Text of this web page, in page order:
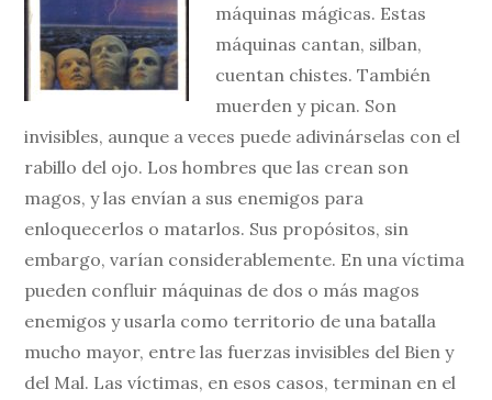
máquinas mágicas. Estas
máquinas cantan, silban,
cuentan chistes. También
muerden y pican. Son
invisibles, aunque a veces puede adivinárselas con el
rabillo del ojo. Los hombres que las crean son
magos, y las envían a sus enemigos para
enloquecerlos o matarlos. Sus propósitos, sin
embargo, varían considerablemente. En una víctima
pueden confluir máquinas de dos o más magos
enemigos y usarla como territorio de una batalla
mucho mayor, entre las fuerzas invisibles del Bien y
del Mal. Las víctimas, en esos casos, terminan en el